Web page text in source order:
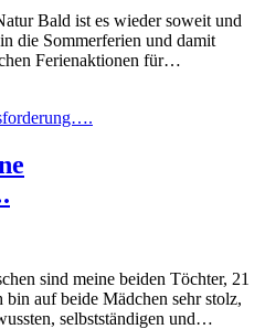
Bald ist es wieder soweit und
die Sommerferien und damit
Ferienaktionen für…
sind meine beiden Töchter, 21
auf beide Mädchen sehr stolz,
selbstständigen und…